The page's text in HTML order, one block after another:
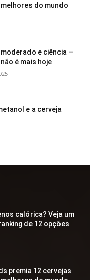
do mundo
e ciência —
é mais hoje
e a cerveja
calórica? Veja um
de 12 opções
premia 12 cervejas